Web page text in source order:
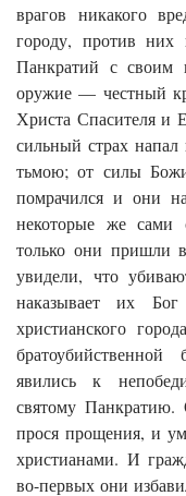
врагов никакого
городу, против
Панкратий с своим
оружие — честный
Христа Спасителя и
сильный страх
тьмою; от силы
помрачился и они
некоторые же сами
только они пришли
увидели, что
наказывает их
христианского
явились к
святому
прося прощения, и
христианами. И
во-первых они